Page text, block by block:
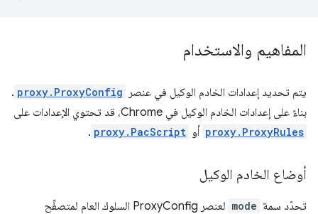
المفاهيم والاستخدام
يتم تحديد إعدادات الخادم الوكيل في عنصر proxy.ProxyConfig
.
بناءً على إعدادات الخادم الوكيل في Chrome، قد تحتوي الإعدادات على
proxy.ProxyRules أو proxy.PacScript
.
أوضاع الخادم الوكيل
تحدّد سمة mode
لعنصر ProxyConfig السلوك العام لمتصفِّح